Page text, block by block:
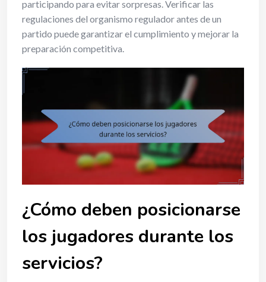
participando para evitar sorpresas. Verificar las
regulaciones del organismo regulador antes de un
partido puede garantizar el cumplimiento y mejorar la
preparación competitiva.
¿Cómo deben posicionarse
los jugadores durante los
servicios?